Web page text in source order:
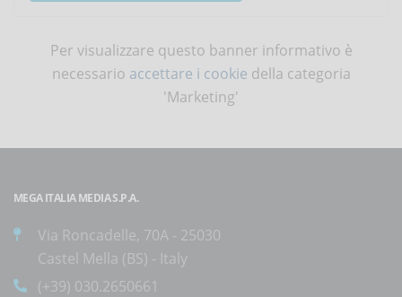
Per visualizzare questo banner informativo è
necessario accettare i cookie della categoria
'Marketing'
MEGA ITALIA MEDIA S.P.A.
Via Roncadelle, 70A - 25030
Castel Mella (BS) - Italy
(+39) 030.2650661